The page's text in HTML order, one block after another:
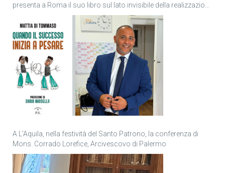
presenta a Roma il suo libro sul lato invisibile della realizzazione
A L’Aquila, nella festività del Santo Patrono, la conferenza di
Mons. Corrado Lorefice, Arcivescovo di Palermo